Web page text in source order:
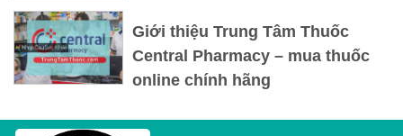
Giới thiệu Trung Tâm Thuốc
Central Pharmacy – mua thuốc
online chính hãng